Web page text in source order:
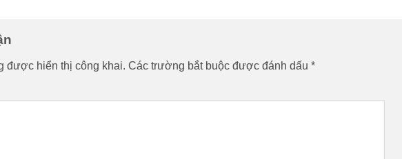
được hiển thị công khai. Các trường bắt buộc được đánh dấu *